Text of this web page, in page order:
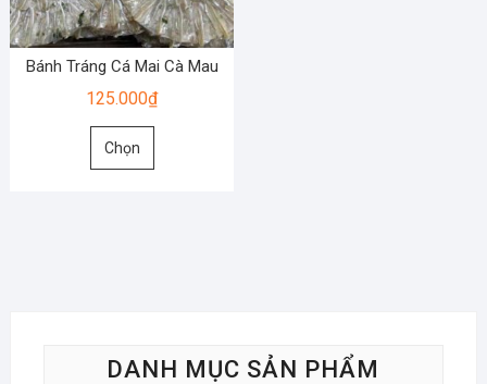
Bánh Tráng Cá Mai Cà Mau
125.000₫
Chọn
Sản
chọn
DANH MỤC SẢN PHẨM